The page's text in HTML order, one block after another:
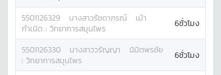
5501126329 นางสาวรัชดาภรณ์
เม้า
กำเนิด : วิทยาการสมุนไพร 6ชั่วโมง
5501126330 นางสาววรัญญา
นิมิตพรชัย
: วิทยาการสมุนไพร 6ชั่วโมง